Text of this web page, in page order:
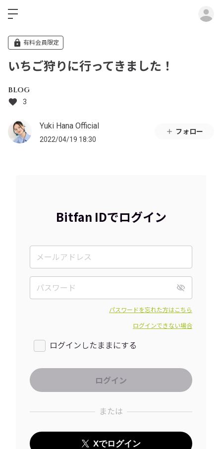
有料会員限定
いちご狩りに行ってきました！
BLOG
3
Yuki Hana Official
2022/04/19 18:30
フォロー
Bitfan IDでログイン
パスワードを忘れた方はこちら
ログインできない場合
ログインしたままにする
または
Xでログイン